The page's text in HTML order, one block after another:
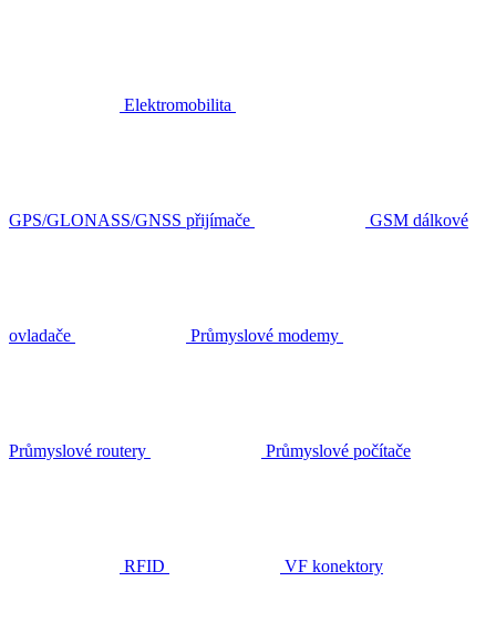
Elektromobilita
GPS/GLONASS/GNSS přijímače GSM dálkové
ovladače Průmyslové modemy
Průmyslové routery Průmyslové počítače
RFID VF konektory